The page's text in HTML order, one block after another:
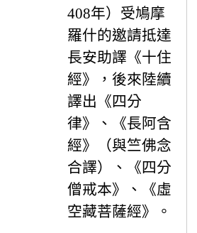
408年）受鳩摩
羅什的邀請抵達
長安助譯《十住
經》，後來陸續
譯出《四分
律》、《長阿含
經》（與竺佛念
合譯）、《四分
僧戒本》、《虛
空藏菩薩經》。